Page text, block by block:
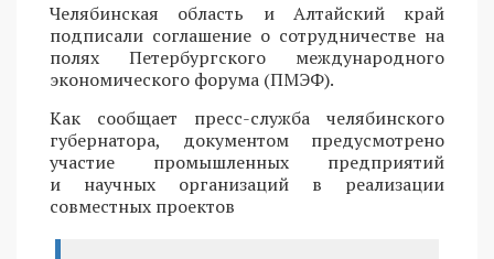
Челябинская область и Алтайский край
подписали соглашение о сотрудничестве на
полях Петербургского международного
экономического форума (ПМЭФ).
Как сообщает пресс-служба челябинского
губернатора, документом предусмотрено
участие промышленных предприятий
и научных организаций в реализации
совместных проектов